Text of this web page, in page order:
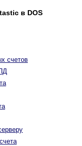
в DOS
счетов